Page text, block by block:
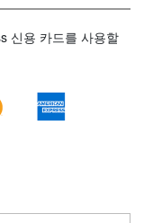
신용 카드를 사용할